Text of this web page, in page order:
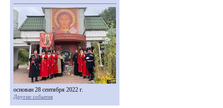
основан 28 сентября 2022 г.
Другие события